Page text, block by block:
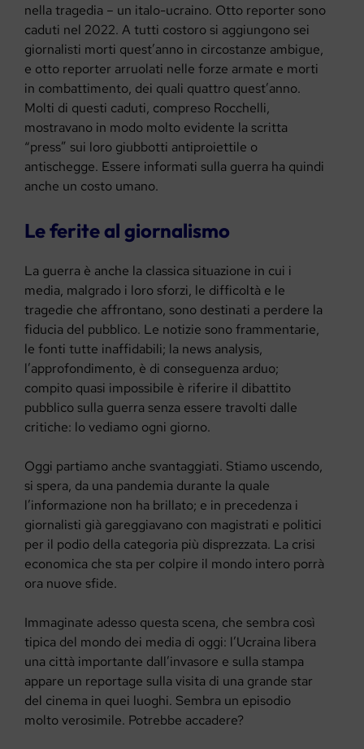
nella tragedia – un italo-ucraino. Otto reporter sono
caduti nel 2022. A tutti costoro si aggiungono sei
giornalisti morti quest’anno in circostanze ambigue,
e otto reporter arruolati nelle forze armate e morti
in combattimento, dei quali quattro quest’anno.
Molti di questi caduti, compreso Rocchelli,
mostravano in modo molto evidente la scritta
“press” sui loro giubbotti antiproiettile o
antischegge. Essere informati sulla guerra ha quindi
anche un costo umano.
Le ferite al giornalismo
La guerra è anche la classica situazione in cui i
media, malgrado i loro sforzi, le difficoltà e le
tragedie che affrontano, sono destinati a perdere la
fiducia del pubblico. Le notizie sono frammentarie,
le fonti tutte inaffidabili; la news analysis,
l’approfondimento, è di conseguenza arduo;
compito quasi impossibile è riferire il dibattito
pubblico sulla guerra senza essere travolti dalle
critiche: lo vediamo ogni giorno.
Oggi partiamo anche svantaggiati. Stiamo uscendo,
si spera, da una pandemia durante la quale
l’informazione non ha brillato; e in precedenza i
giornalisti già gareggiavano con magistrati e politici
per il podio della categoria più disprezzata. La crisi
economica che sta per colpire il mondo intero porrà
ora nuove sfide.
Immaginate adesso questa scena, che sembra così
tipica del mondo dei media di oggi: l’Ucraina libera
una città importante dall’invasore e sulla stampa
appare un reportage sulla visita di una grande star
del cinema in quei luoghi. Sembra un episodio
molto verosimile. Potrebbe accadere?